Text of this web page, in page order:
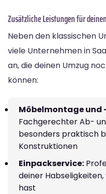
Zusätzliche Leistungen für
Neben den klassischen
viele Unternehmen in
an, die deinen Umzug
können:
Möbelmontage
Fachgerechter Ab-
besonders praktisch
Konstruktionen
Einpackservice:
deiner
hast